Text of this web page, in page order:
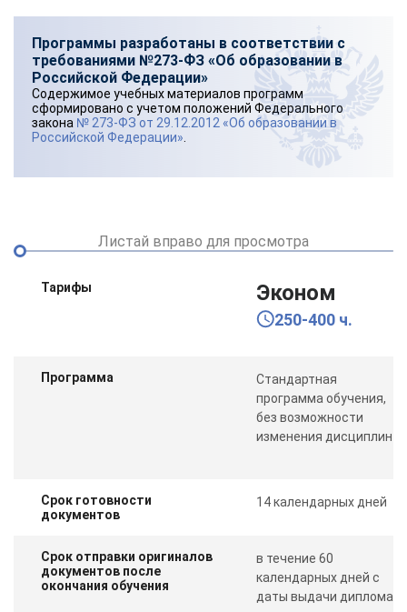
Программы разработаны в соответствии с
требованиями №273-ФЗ «Об образовании в
Российской Федерации»
Содержимое учебных материалов программ
сформировано с учетом положений Федерального
закона № 273-ФЗ от 29.12.2012 «Об образовании в
Российской Федерации»
Листай вправо для просмотра
Тарифы Эконом
250-400 ч.
Программа
Стандартная
программа обучения,
без возможности
изменения дисциплин
Срок готовности
документов
14 календарных дней
Срок отправки оригиналов
документов после
окончания обучения
в течение 60
календарных дней с
даты выдачи диплома